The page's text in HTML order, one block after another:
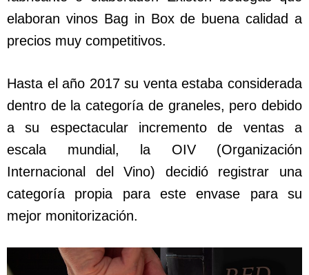
elaboran vinos Bag in Box de buena calidad a
precios muy competitivos.
Hasta el año 2017 su venta estaba considerada
dentro de la categoría de graneles, pero debido
a su espectacular incremento de ventas a
escala mundial, la OIV (Organización
Internacional del Vino) decidió registrar una
categoría propia para este envase para su
mejor monitorización.